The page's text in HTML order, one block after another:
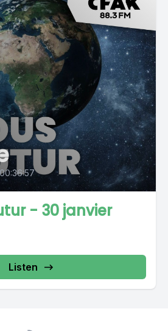
00:36:57
- 30 janvier
Listen